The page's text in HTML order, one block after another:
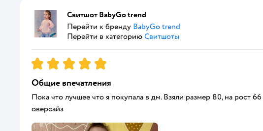
Свитшот BabyGo trend
Перейти к бренду BabyGo trend
Перейти в категорию Свитшоты
Рейтинг:5
Общие впечатления
Пока что лучшее что я покупала в дм. Взяли размер 80, на рост
оверсайз